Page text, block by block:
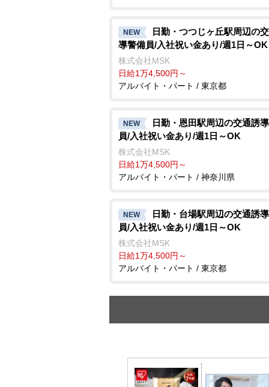
NEW
日勤・つつじヶ丘駅周辺の
導警備員/入社祝い金あり/週1日～OK
株式会社MSK
日給1万4,500円～
アルバイト・パート / 東京都
NEW
日勤・恩田駅周辺の交通誘
員/入社祝い金あり/週1日～OK
株式会社MSK
日給1万4,500円～
アルバイト・パート / 神奈川県
NEW
日勤・台場駅周辺の交通誘
員/入社祝い金あり/週1日～OK
株式会社MSK
日給1万4,500円～
アルバイト・パート / 東京都